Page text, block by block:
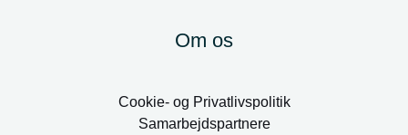
Om os
Cookie- og Privatlivspolitik
Samarbejdspartnere